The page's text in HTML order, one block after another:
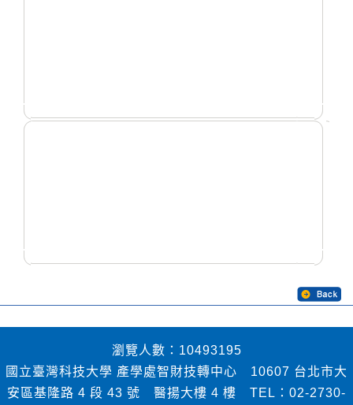
瀏覽人數：10493195
國立臺灣科技大學 產學處智財技轉中心 10607 台北市大
安區基隆路 4 段 43 號 醫揚大樓 4 樓 TEL：02-2730-